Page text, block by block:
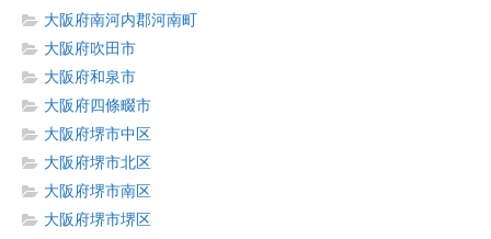
大阪府南河内郡河南町
大阪府吹田市
大阪府和泉市
大阪府四條畷市
大阪府堺市中区
大阪府堺市北区
大阪府堺市南区
大阪府堺市堺区